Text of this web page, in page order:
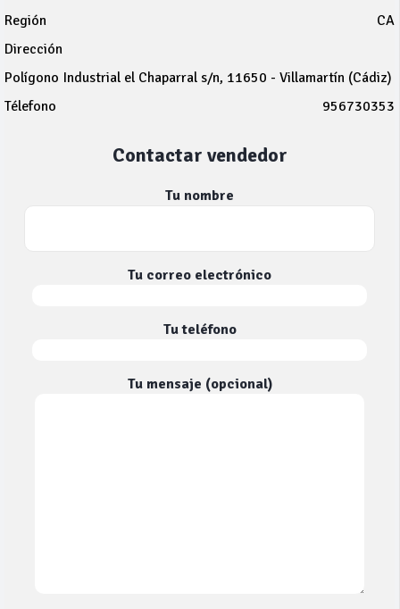
Región
CA
Dirección
Polígono Industrial el Chaparral s/n, 11650 - Villamartín (Cádiz)
Télefono
956730353
Contactar vendedor
Tu nombre
Tu correo electrónico
Tu teléfono
Tu mensaje (opcional)